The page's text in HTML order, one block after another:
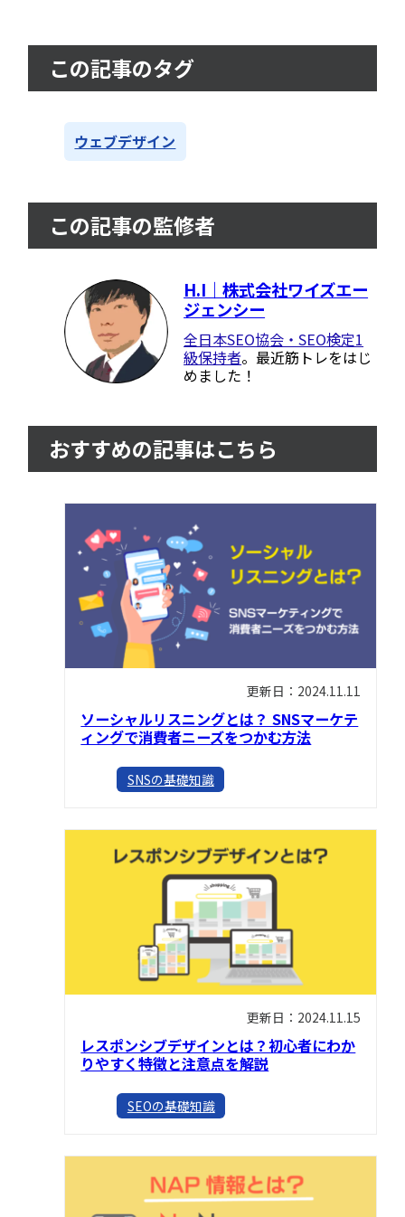
この記事のタグ
ウェブデザイン
この記事の監修者
H.I｜株式会社ワイズエー
ジェンシー
全日本SEO協会・SEO検定1
級保持者。最近筋トレをはじ
めました！
おすすめの記事はこちら
更新日：2024.11.11
ソーシャルリスニングとは？ SNSマーケテ
ィングで消費者ニーズをつかむ方法
SNSの基礎知識
更新日：2024.11.15
レスポンシブデザインとは？初心者にわか
りやすく特徴と注意点を解説
SEOの基礎知識